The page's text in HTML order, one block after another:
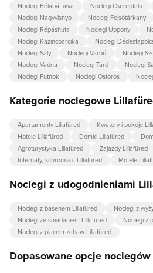
Noclegi Bélapátfalva
Noclegi Cserépfalu
Noclegi Nagyvisnyó
Noclegi Felsőtárkány
Noclegi Répáshuta
Noclegi Uppony
Noclegi Kazincbarcika
Noclegi
Noclegi Sály
Noclegi Varbó Noclegi
Noclegi Vadna
Noclegi Tard
Noclegi
Noclegi Putnok
Noclegi Ostoros
Kategorie noclegowe
Apartamenty Lillafüred Kwatery i pokoje
Hotele Lillafüred
Domki Lillafüred
Agroturystyka Lillafüred
Zajazdy Lillafüred
Internaty, schroniska Lillafüred
Motele
Noclegi z udogodnieniami
Noclegi z basenem Lillafüred
Noclegi z
Noclegi ze śniadaniem Lillafüred
Noclegi z
Noclegi z placem zabaw Lillafüred
Dopasowane opcje